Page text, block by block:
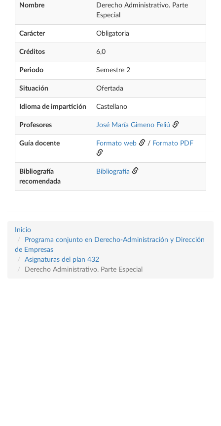
Nombre
Derecho Administrativo. Parte
Especial
Carácter Obligatoria
Créditos 6,0
Periodo Semestre 2
Situación Ofertada
Idioma de impartición Castellano
Profesores José María Gimeno Feliú
Guía docente Formato web / Formato PDF
Bibliografía
recomendada
Bibliografía
Inicio
Programa conjunto en Derecho-Administración y Dirección
de Empresas
Asignaturas del plan 432
Derecho Administrativo. Parte Especial